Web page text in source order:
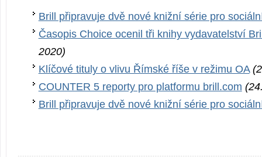
Brill připravuje dvě nové knižní série pro
Časopis Choice ocenil tři knihy vydavatelství
2020)
Klíčové tituly o vlivu Římské říše v režimu OA
COUNTER 5 reporty pro platformu brill.com
Brill připravuje dvě nové knižní série pro